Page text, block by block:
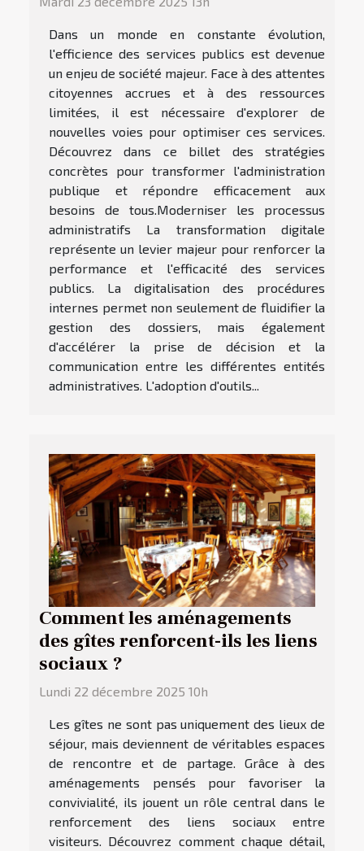
Dans un monde en constante évolution,
l'efficience des services publics est devenue
un enjeu de société majeur. Face à des attentes
citoyennes accrues et à des ressources
limitées, il est nécessaire d'explorer de
nouvelles voies pour optimiser ces services.
Découvrez dans ce billet des stratégies
concrètes pour transformer l'administration
publique et répondre efficacement aux
besoins de tous.Moderniser les processus
administratifs La transformation digitale
représente un levier majeur pour renforcer la
performance et l'efficacité des services
publics. La digitalisation des procédures
internes permet non seulement de fluidifier la
gestion des dossiers, mais également
d'accélérer la prise de décision et la
communication entre les différentes entités
administratives. L'adoption d'outils...
Comment les aménagements
des gîtes renforcent-ils les liens
sociaux ?
Lundi 22 décembre 2025 10h
Les gîtes ne sont pas uniquement des lieux de
séjour, mais deviennent de véritables espaces
de rencontre et de partage. Grâce à des
aménagements pensés pour favoriser la
convivialité, ils jouent un rôle central dans le
renforcement des liens sociaux entre
visiteurs. Découvrez comment chaque détail,